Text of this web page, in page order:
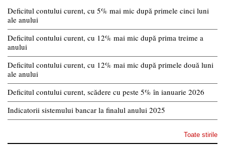
Deficitul contului curent, cu 5% mai mic după primele cinci luni
ale anului
Deficitul contului curent, cu 12% mai mic după prima treime a
anului
Deficitul contului curent, cu 12% mai mic după primele două luni
ale anului
Deficitul contului curent, scădere cu peste 5% în ianuarie 2026
Indicatorii sistemului bancar la finalul anului 2025
Toate stirile